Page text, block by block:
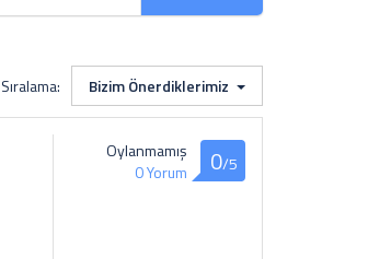
Sıralama: Bizim Önerdiklerimiz
Oylanmamış
0 Yorum
0/5